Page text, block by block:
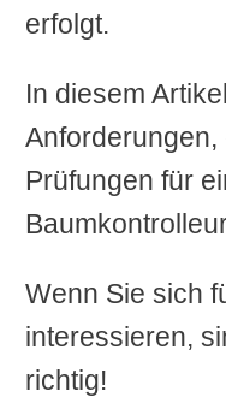
erfolgt.
In diesem
Anforderungen,
Prüfungen für
Wenn Sie sich
interessieren,
richtig!